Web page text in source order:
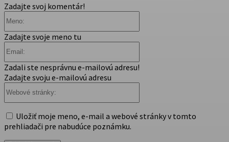
Zadajte svoj komentár!
Zadajte svoje meno tu
Zadali ste nesprávnu e-mailovú adresu!
Zadajte svoju e-mailovú adresu
Uložiť moje meno, e-mail a webové stránky v tomto
prehliadači pre nabudúce poznámku.